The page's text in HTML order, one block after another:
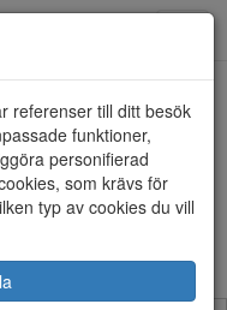
artiklar)
referenser till ditt besök
funktioner,
personifierad
som krävs för
typ av cookies du vill